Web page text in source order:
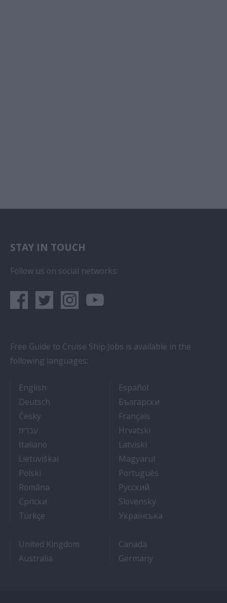
STAY IN TOUCH
Follow us on social networks:
Free Guide to Cruise Ship Jobs is available in the
following languages:
English- Cruise Ship Jobs Español- Empleos en
Deutsch- Arbeit auf Kreuzfahrtschiffen
Български- Как Да Си
Česky- Práce na luxusních výletních lodích
Français- Travail Sur Bateau
עברית
- איך להתקבל לעבודה על אוניות נוסעים
Hrvatski- Kako dobiti posao
Italiano- Lavorare sulle navi da crociera
Latviski- Kā iegūt kuģa
Lietuviškai- Kaip įsidarbinti kruiziniuose laivuose
Magyarul- Munka a hajón
Polski- Jak dostać pracę na statku wycieczkowym
Português- Como
Româna- Cum sa obtii un post pe un vas de croaziera
Pyccкий- Как получить
Српски- Како до посла на броду
Slovensky- Práca na
Türkçe- Kruz Gemilerinde nasıl iş bulunur
Українська- Як
United Kingdom
Canada
Australia
Germany